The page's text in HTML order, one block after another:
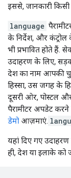
इससे, जानकारी
language
के निर्देश, और
भी प्रभावित होते हैं.
उदाहरण के लिए,
देश का नाम आपकी
हिस्सा, उस जगह के
दूसरी ओर, पोस्टल
पैरामीटर अपडेट
डेमो आज़माएं.
यहां दिए गए उदाहरण
ही, देश या इलाके को